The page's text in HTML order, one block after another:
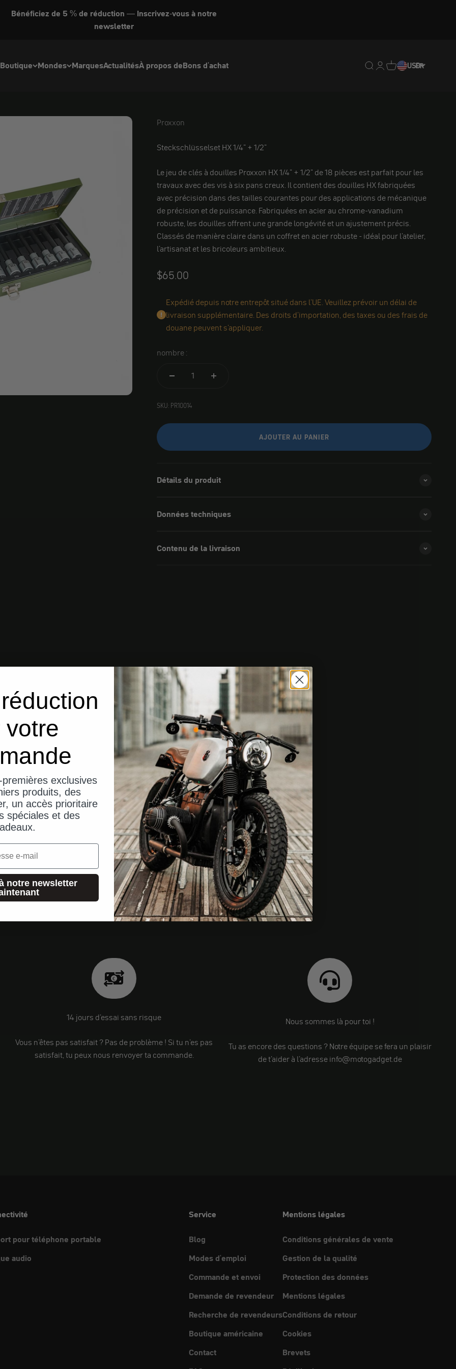
Bénéficiez de 5 % de réduction — Inscrivez-vous à notre
newsletter
Boutique Mondes MarquesActualitésÀ propos deBons d'achat Translation missing :
Translation missing :
Traduction
USDFR
Proxxon
Proxxon
Steckschlüsselset HX 1/4" + 1/2"
Le jeu de clés à douilles Proxxon HX 1/4" + 1/2" de 18 pièces est parfait pour les
travaux avec des vis à six pans creux. Il contient des douilles HX fabriquées
avec précision dans des tailles courantes pour des applications de mécanique
de précision et de puissance. Fabriquées en acier au chrome-vanadium
robuste, les douilles offrent une grande longévité et un ajustement précis.
Classés de manière claire dans un coffret en acier robuste - idéal pour l'atelier,
l'artisanat et les bricoleurs ambitieux.
Angebot
$65.00
Expédié depuis notre entrepôt situé dans l'UE. Veuillez prévoir un délai de
livraison supplémentaire. Des droits d'importation, des taxes ou des frais de
douane peuvent s'appliquer.
nombre :
SKU: PR10014
AJOUTER AU PANIER
Détails du produit
Données techniques
Contenu de la livraison
14 jours d'essai sans risque
Vous n'êtes pas satisfait ? Pas de problème ! Si tu n'es pas
satisfait, tu peux nous renvoyer ta commande.
Nous sommes là pour toi !
Tu as encore des questions ? Notre équipe se fera un plaisir
de t'aider à l'adresse info@motogadget.de
pour téléphone portable
audio
Service
Blog
Modes d'emploi
Commande et envoi
Demande de revendeur
Recherche de revendeurs
Boutique américaine
Contact
Mentions légales
Conditions générales de vente
Gestion de la qualité
Protection des données
Mentions légales
Conditions de retour
Cookies
Brevets
votre
exclusives
produits, des
un accès prioritaire
spéciales et des
notre newsletter